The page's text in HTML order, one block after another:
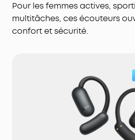
Pour les femmes actives,
multitâches, ces écouteurs
confort et sécurité.